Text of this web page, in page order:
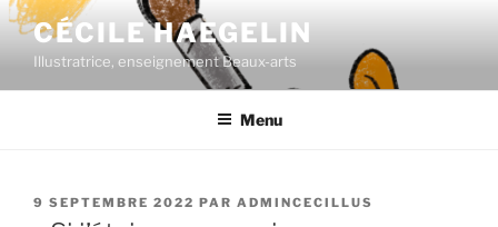
Aller
contenu
principal
CÉCILE HAEGELIN
Illustratrice, enseignement Beaux-arts
Menu
PUBLIÉ
9 SEPTEMBRE 2022 PAR ADMINCECILLUS